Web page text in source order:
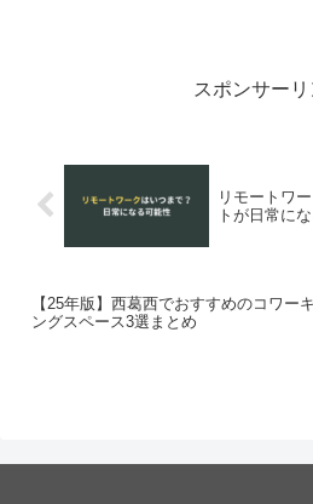
スポンサーリ
リモートワ
トが日常に
【25年版】西葛西でおすすめのコワーキ
ングスペース3選まとめ